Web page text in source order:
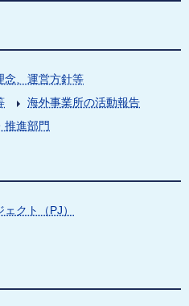
念、運営方針等
海外事業所の活動報告
推進部門
クト（PJ）